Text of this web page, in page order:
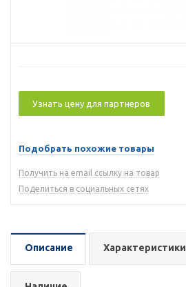
Узнать цену для партнеров
Подобрать похожие товары
Получить на email ссылку на товар
Поделиться в социальных сетях
Описание Характеристики